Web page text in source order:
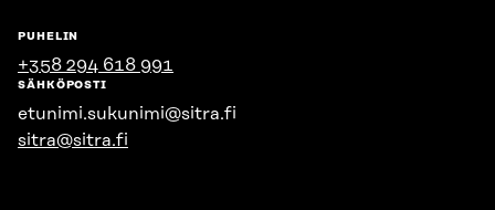
PUHELIN
+358 294 618 991
SÄHKÖPOSTI
etunimi.sukunimi@sitra.fi
sitra@sitra.fi